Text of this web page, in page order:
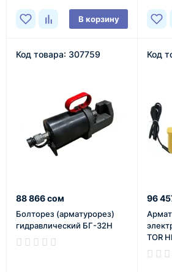
В корзину
Код товара: 307759
88 866 сом
Болторез (арматурорез)
гидравлический БГ-32Н
Код
96
TOR